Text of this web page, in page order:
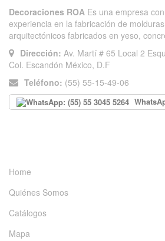
Decoraciones ROA Es una empresa
experiencia en la fabricación de
arquitectónicos fabricados en yeso,
Dirección: Av. Martí # 65 Local 2
Col. Escandón México, D.F
Teléfono: (55) 55-15-49-06
Home
Quiénes Somos
Catálogos
Mapa